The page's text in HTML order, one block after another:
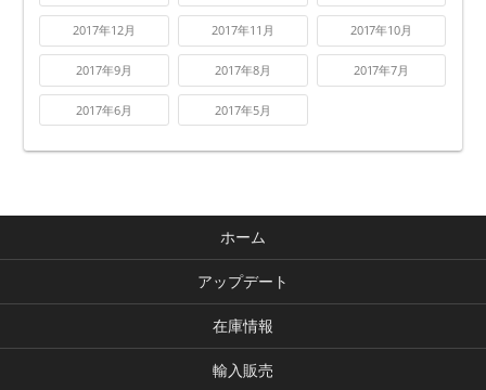
2017年12月 2017年11月 2017年10月
2017年9月 2017年8月 2017年7月
2017年6月 2017年5月
ホーム
アップデート
在庫情報
輸入販売